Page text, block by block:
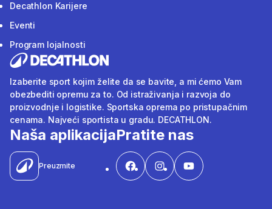
Decathlon Karijere
Eventi
Program lojalnosti
Izaberite sport kojim želite da se bavite, a mi ćemo Vam
obezbediti opremu za to. Od istraživanja i razvoja do
proizvodnje i logistike. Sportska oprema po pristupačnim
cenama. Najveći sportista u gradu. DECATHLON.
Naša aplikacija
Preuzmite
Pratite nas